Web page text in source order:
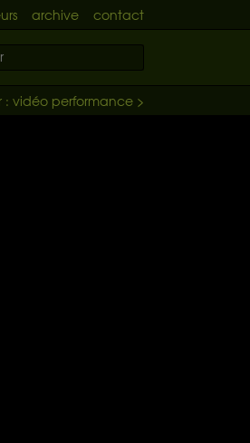
archive contact
: vidéo performance >